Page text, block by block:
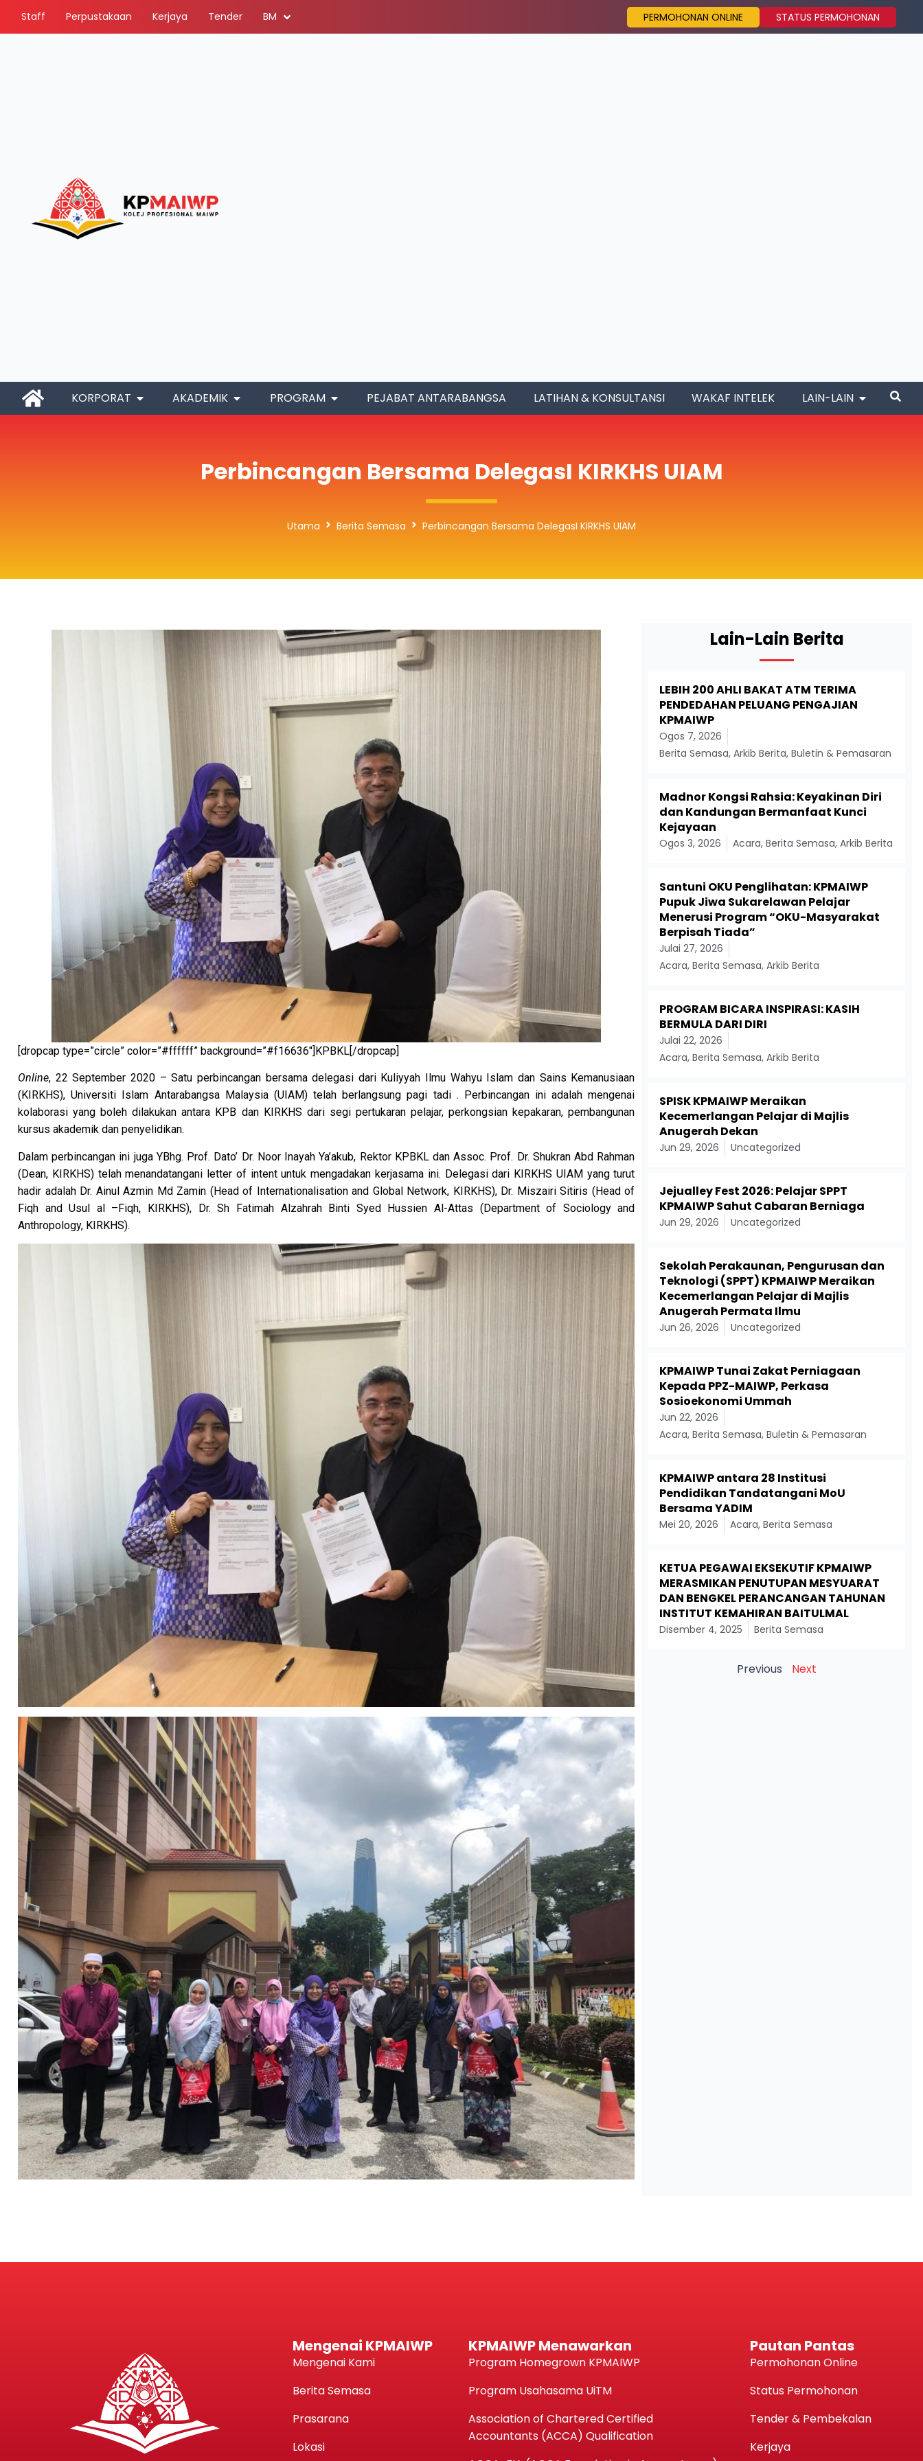
Staff Perpustakaan Kerjaya Tender BM PERMOHONAN ONLINE STATUS PERMOHONAN
KORPORAT AKADEMIK PROGRAM PEJABAT ANTARABANGSA LATIHAN & KONSULTANSI WAKAF INTELEK LAIN-LAIN
Perbincangan Bersama DelegasI KIRKHS UIAM
Utama Berita Semasa Perbincangan Bersama DelegasI KIRKHS UIAM
[dropcap type=”circle” color=”#ffffff” background=”#f16636″]KPBKL[/dropcap]
Online, 22 September 2020 – Satu perbincangan bersama delegasi dari Kuliyyah Ilmu Wahyu Islam dan Sains Kemanusiaan
(KIRKHS), Universiti Islam Antarabangsa Malaysia (UIAM) telah berlangsung pagi tadi . Perbincangan ini adalah mengenai
kolaborasi yang boleh dilakukan antara KPB dan KIRKHS dari segi pertukaran pelajar, perkongsian kepakaran, pembangunan
kursus akademik dan penyelidikan.
Dalam perbincangan ini juga YBhg. Prof. Dato’ Dr. Noor Inayah Ya’akub, Rektor KPBKL dan Assoc. Prof. Dr. Shukran Abd Rahman
(Dean, KIRKHS) telah menandatangani letter of intent untuk mengadakan kerjasama ini. Delegasi dari KIRKHS UIAM yang turut
hadir adalah Dr. Ainul Azmin Md Zamin (Head of Internationalisation and Global Network, KIRKHS), Dr. Miszairi Sitiris (Head of
Fiqh and Usul al –Fiqh, KIRKHS), Dr. Sh Fatimah Alzahrah Binti Syed Hussien Al-Attas (Department of Sociology and
Anthropology, KIRKHS).
Lain-Lain Berita
LEBIH 200 AHLI BAKAT ATM TERIMA
PENDEDAHAN PELUANG PENGAJIAN
KPMAIWP
Ogos 7, 2026
Berita Semasa,Arkib Berita,Buletin & Pemasaran
Madnor Kongsi Rahsia: Keyakinan Diri
dan Kandungan Bermanfaat Kunci
Kejayaan
Ogos 3, 2026 Acara,Berita Semasa,Arkib Berita
Santuni OKU Penglihatan: KPMAIWP
Pupuk Jiwa Sukarelawan Pelajar
Menerusi Program “OKU-Masyarakat
Berpisah Tiada”
Julai 27, 2026
Acara,Berita Semasa,Arkib Berita
PROGRAM BICARA INSPIRASI: KASIH
BERMULA DARI DIRI
Julai 22, 2026
Acara,Berita Semasa,Arkib Berita
SPISK KPMAIWP Meraikan
Kecemerlangan Pelajar di Majlis
Anugerah Dekan
Jun 29, 2026 Uncategorized
Jejualley Fest 2026: Pelajar SPPT
KPMAIWP Sahut Cabaran Berniaga
Jun 29, 2026 Uncategorized
Sekolah Perakaunan, Pengurusan dan
Teknologi (SPPT) KPMAIWP Meraikan
Kecemerlangan Pelajar di Majlis
Anugerah Permata Ilmu
Jun 26, 2026 Uncategorized
KPMAIWP Tunai Zakat Perniagaan
Kepada PPZ-MAIWP, Perkasa
Sosioekonomi Ummah
Jun 22, 2026
Acara,Berita Semasa,Buletin & Pemasaran
KPMAIWP antara 28 Institusi
Pendidikan Tandatangani MoU
Bersama YADIM
Mei 20, 2026 Acara,Berita Semasa
KETUA PEGAWAI EKSEKUTIF KPMAIWP
MERASMIKAN PENUTUPAN MESYUARAT
DAN BENGKEL PERANCANGAN TAHUNAN
INSTITUT KEMAHIRAN BAITULMAL
Disember 4, 2025 Berita Semasa
Previous Next
Mengenai KPMAIWP
Mengenai Kami
Berita Semasa
Prasarana
Lokasi
KPMAIWP Menawarkan
Program Homegrown KPMAIWP
Program Usahasama UiTM
Association of Chartered Certified
Accountants (ACCA) Qualification
Pautan Pantas
Permohonan Online
Status Permohonan
Tender & Pembekalan
Kerjaya